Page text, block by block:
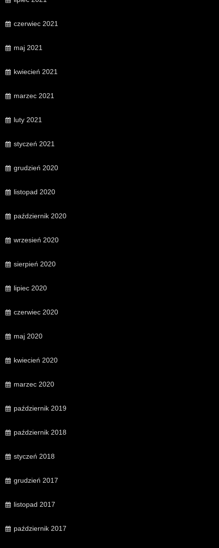
czerwiec 2021
maj 2021
kwiecień 2021
marzec 2021
luty 2021
styczeń 2021
grudzień 2020
listopad 2020
październik 2020
wrzesień 2020
sierpień 2020
lipiec 2020
czerwiec 2020
maj 2020
kwiecień 2020
marzec 2020
październik 2019
październik 2018
styczeń 2018
grudzień 2017
listopad 2017
październik 2017